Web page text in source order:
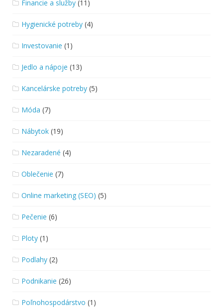
Financie a služby (11)
Hygienické potreby (4)
Investovanie (1)
Jedlo a nápoje (13)
Kancelárske potreby (5)
Móda (7)
Nábytok (19)
Nezaradené (4)
Oblečenie (7)
Online marketing (SEO) (5)
Pečenie (6)
Ploty (1)
Podlahy (2)
Podnikanie (26)
Poľnohospodárstvo (1)